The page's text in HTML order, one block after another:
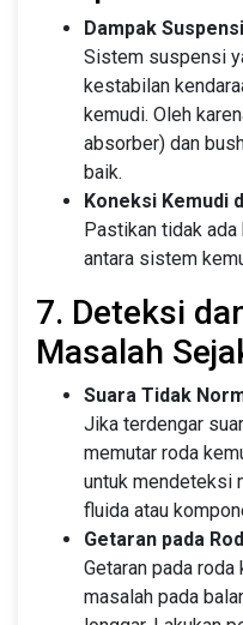
Dampak
Sistem suspensi
kestabilan
kemudi. Oleh
absorber) dan
baik.
Koneksi Kemudi
Pastikan tidak
antara sistem
7. Deteksi
Masalah
Suara Tidak
Jika terdengar
memutar roda
untuk mendeteksi
fluida atau
Getaran pada
Getaran pada
masalah pada